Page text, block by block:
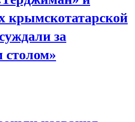
крымскотатарской
за